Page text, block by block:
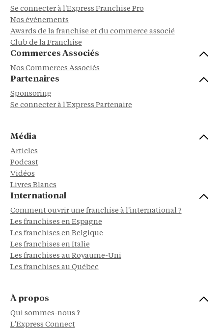
Se connecter à l'Express Franchise Pro
Nos événements
Awards de la franchise et du commerce associé
Club de la Franchise
Commerces Associés
Nos Commerces Associés
Partenaires
Sponsoring
Se connecter à l'Express Partenaire
Média
Articles
Podcast
Vidéos
Livres Blancs
International
Comment ouvrir une franchise à l'international ?
Les franchises en Espagne
Les franchises en Belgique
Les franchises en Italie
Les franchises au Royaume-Uni
Les franchises au Québec
À propos
Qui sommes-nous ?
L'Express Connect